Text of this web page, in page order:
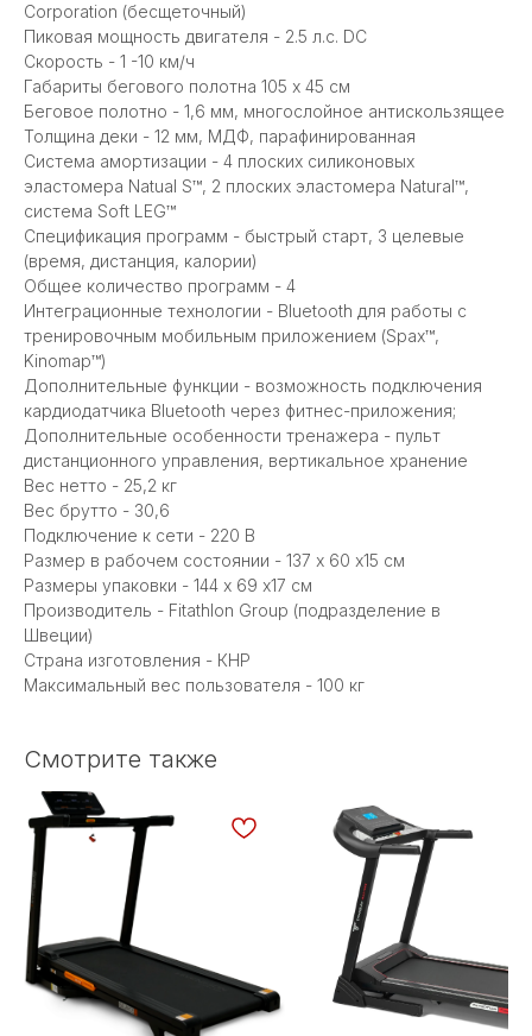
Corporation (бесщеточный)
Пиковая мощность двигателя - 2.5 л.с. DC
Скорость - 1 -10 км/ч
Габариты бегового полотна 105 х 45 см
Беговое полотно - 1,6 мм, многослойное антискользящее
Толщина деки - 12 мм, МДФ, парафинированная
Система амортизации - 4 плоских силиконовых
эластомера Natual S™, 2 плоских эластомера Natural™,
система Soft LEG™
Спецификация программ - быстрый старт, 3 целевые
(время, дистанция, калории)
Общее количество программ - 4
Интеграционные технологии - Bluetooth для работы с
тренировочным мобильным приложением (Spax™,
Kinomap™)
Дополнительные функции - возможность подключения
кардиодатчика Bluetooth через фитнес-приложения;
Дополнительные особенности тренажера - пульт
дистанционного управления, вертикальное хранение
Вес нетто - 25,2 кг
Вес брутто - 30,6
Подключение к сети - 220 В
Размер в рабочем состоянии - 137 х 60 x15 см
Размеры упаковки - 144 х 69 x17 см
Производитель - Fitathlon Group (подразделение в
Швеции)
Страна изготовления - КНР
Максимальный вес пользователя - 100 кг
Смотрите также